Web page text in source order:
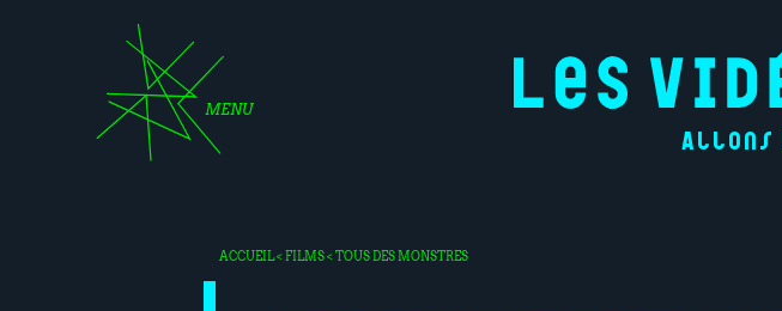
MENU
Allons
ACCUEIL<FILMS< TOUS DES MONSTRES